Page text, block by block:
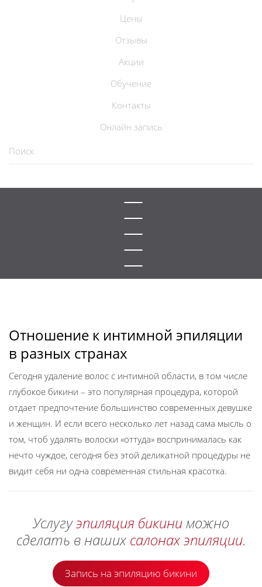
Цены
Отзывы
Акции
Обучение
Контакты
Онлайн запись
Отношение к интимной эпиляции
в разных странах
Сегодня удаление волос с интимной области, в том числе
глубокое бикини – это популярная процедура, которой
отдает предпочтение большинство современных девушке
и женщин. И если всего несколько лет назад сама мысль о
том, чтоб удалять волоски «оттуда» воспринималась как
нечто чуждое, сегодня без этой деликатной процедуры не
видит себя ни одна современная стильная красотка.
Услугуэпиляция бикиниможно
сделать в наших салонах эпиляции.
Запись на эпиляцию бикини